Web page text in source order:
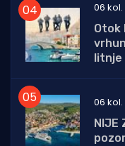
06
Otok
litnje
06
NIJE